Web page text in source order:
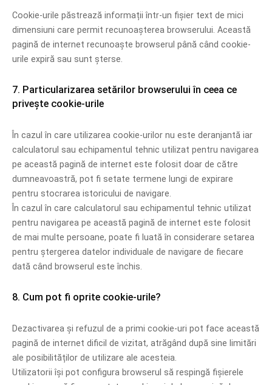
Cookie-urile păstrează informații într-un fișier text de mici
dimensiuni care permit recunoașterea browserului. Această
pagină de internet recunoaște browserul până când cookie-
urile expiră sau sunt șterse.
7. Particularizarea setărilor browserului în ceea ce
privește cookie-urile
În cazul în care utilizarea cookie-urilor nu este deranjantă iar
calculatorul sau echipamentul tehnic utilizat pentru navigarea
pe această pagină de internet este folosit doar de către
dumneavoastră, pot fi setate termene lungi de expirare
pentru stocrarea istoricului de navigare.
În cazul în care calculatorul sau echipamentul tehnic utilizat
pentru navigarea pe această pagină de internet este folosit
de mai multe persoane, poate fi luată în considerare setarea
pentru ștergerea datelor individuale de navigare de fiecare
dată când browserul este închis.
8. Cum pot fi oprite cookie-urile?
Dezactivarea și refuzul de a primi cookie-uri pot face această
pagină de internet dificil de vizitat, atrăgând după sine limitări
ale posibilităților de utilizare ale acesteia.
Utilizatorii își pot configura browserul să respingă fișierele